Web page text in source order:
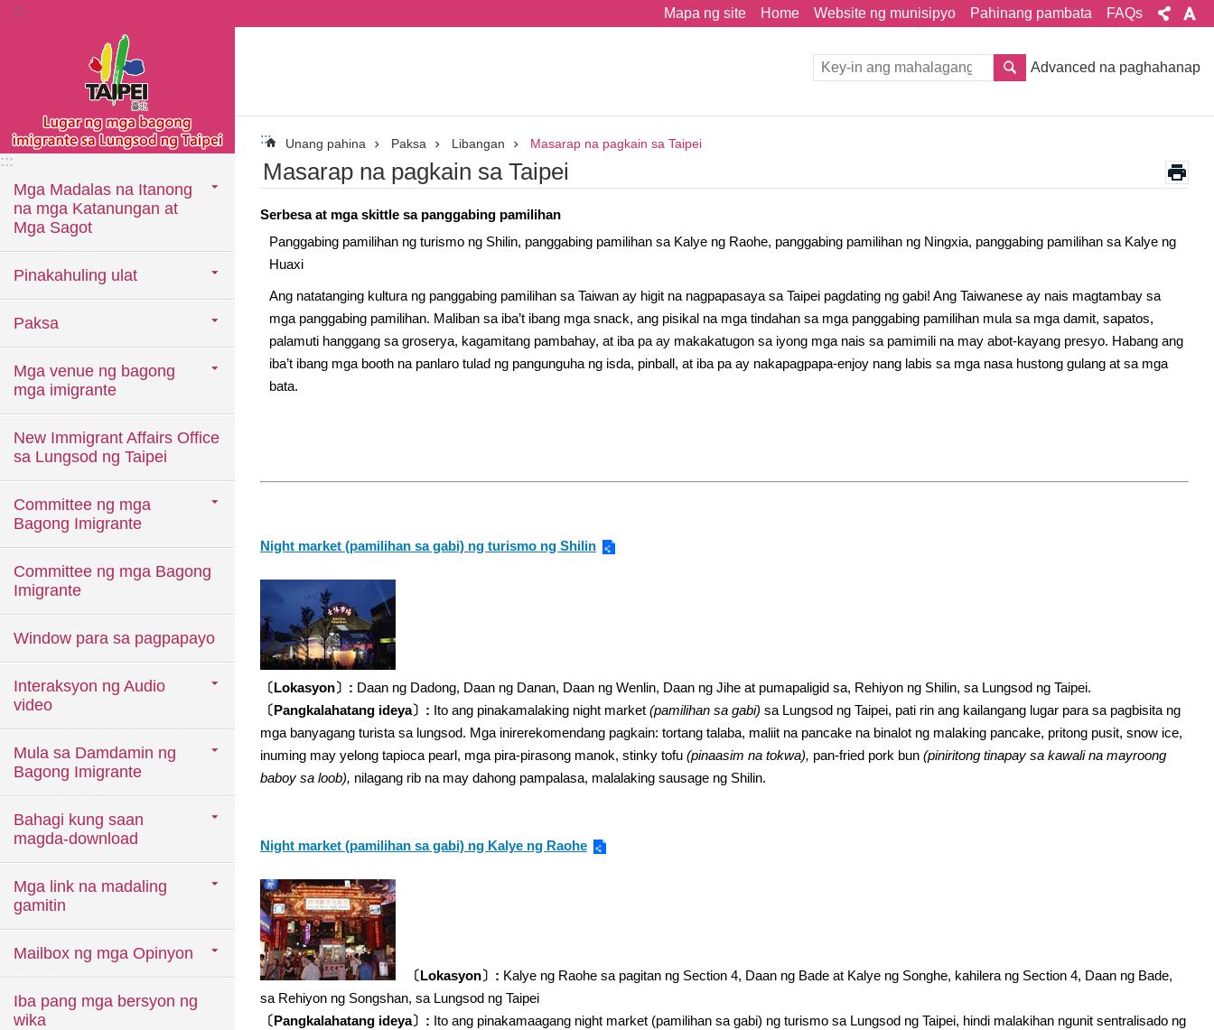
Lumaktaw sa pangunahing bloke ng nilalaman
::: Mapa ng site Home Website ng munisipyo Pahinang pambata FAQs
:::
Mga Madalas na Itanong
na mga Katanungan at
Mga Sagot
Pinakahuling ulat
Paksa
Mga venue ng bagong
mga imigrante
New Immigrant Affairs Office
sa Lungsod ng Taipei
Committee ng mga
Bagong Imigrante
Committee ng mga Bagong
Imigrante
Window para sa pagpapayo
Interaksyon ng Audio
video
Mula sa Damdamin ng
Bagong Imigrante
Bahagi kung saan
magda-download
Mga link na madaling
gamitin
Mailbox ng mga Opinyon
Iba pang mga bersyon ng
wika
Advanced na paghahanap
::: Unang pahina Paksa Libangan Masarap na pagkain sa Taipei
Masarap na pagkain sa Taipei
Serbesa at mga skittle sa panggabing pamilihan
Panggabing pamilihan ng turismo ng Shilin, panggabing pamilihan sa Kalye ng Raohe, panggabing pamilihan ng Ningxia, panggabing pamilihan sa Kalye ng
Huaxi
Ang natatanging kultura ng panggabing pamilihan sa Taiwan ay higit na nagpapasaya sa Taipei pagdating ng gabi! Ang Taiwanese ay nais magtambay sa
mga panggabing pamilihan. Maliban sa iba’t ibang mga snack, ang pisikal na mga tindahan sa mga panggabing pamilihan mula sa mga damit, sapatos,
palamuti hanggang sa groserya, kagamitang pambahay, at iba pa ay makakatugon sa iyong mga nais sa pamimili na may abot-kayang presyo. Habang ang
iba’t ibang mga booth na panlaro tulad ng pangunguha ng isda, pinball, at iba pa ay nakapagpapa-enjoy nang labis sa mga nasa hustong gulang at sa mga
bata.
Night market (pamilihan sa gabi) ng turismo ng Shilin
〔Lokasyon〕: Daan ng Dadong, Daan ng Danan, Daan ng Wenlin, Daan ng Jihe at pumapaligid sa, Rehiyon ng Shilin, sa Lungsod ng Taipei.
〔Pangkalahatang ideya〕: Ito ang pinakamalaking night market (pamilihan sa gabi) sa Lungsod ng Taipei, pati rin ang kailangang lugar para sa pagbisita ng
mga banyagang turista sa lungsod. Mga inirerekomendang pagkain: tortang talaba, maliit na pancake na binalot ng malaking pancake, pritong pusit, snow ice,
inuming may yelong tapioca pearl, mga pira-pirasong manok, stinky tofu (pinaasim na tokwa), pan-fried pork bun (piniritong tinapay sa kawali na mayroong
baboy sa loob), nilagang rib na may dahong pampalasa, malalaking sausage ng Shilin.
Night market (pamilihan sa gabi) ng Kalye ng Raohe
〔Lokasyon〕: Kalye ng Raohe sa pagitan ng Section 4, Daan ng Bade at Kalye ng Songhe, kahilera ng Section 4, Daan ng Bade,
sa Rehiyon ng Songshan, sa Lungsod ng Taipei
〔Pangkalahatang ideya〕: Ito ang pinakamaagang night market (pamilihan sa gabi) ng turismo sa Lungsod ng Taipei, hindi malakihan ngunit sentralisado ng